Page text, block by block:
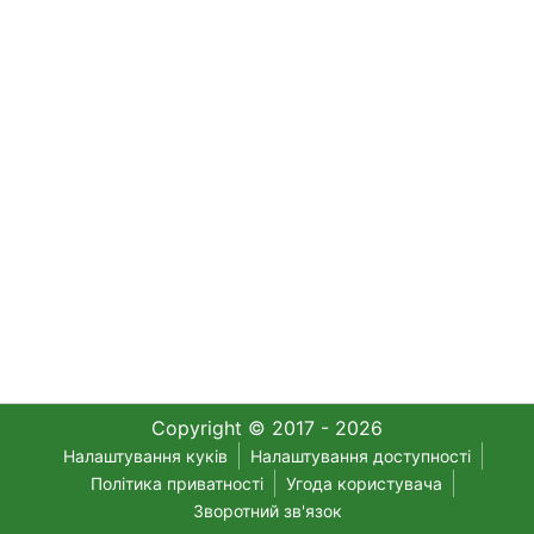
Copyright © 2017 - 2026
Налаштування куків
Налаштування доступності
Політика приватності
Угода користувача
Зворотний зв'язок